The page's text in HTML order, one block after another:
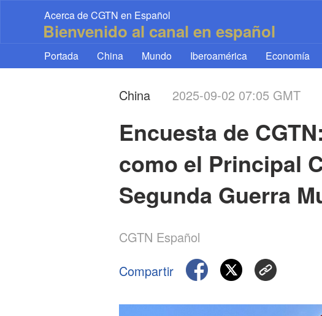
Acerca de CGTN en Español
Bienvenido al canal en español
Portada China Mundo Iberoamérica Economía
China 2025-09-02 07:05 GMT
Encuesta de
como el Principal
Segunda Guerra
CGTN Español
Compartir